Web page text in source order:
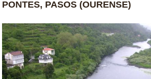
PONTES, PASOS (OURENSE)